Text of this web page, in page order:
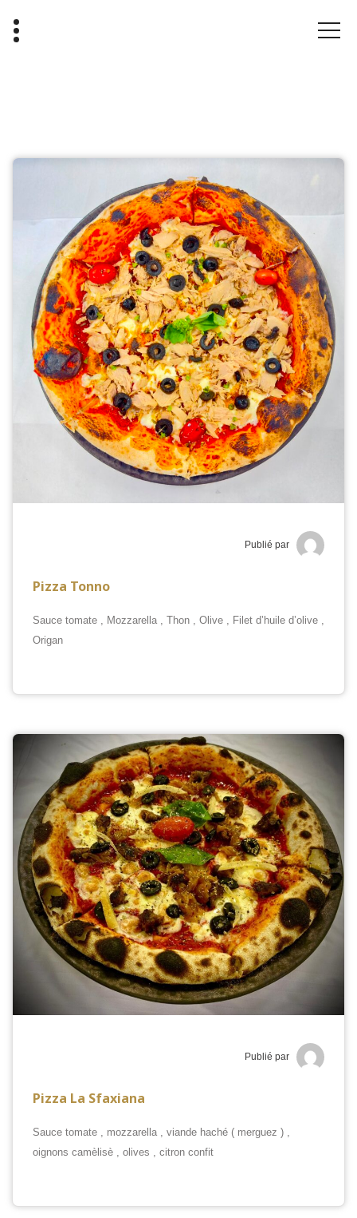
Publié par
Pizza Tonno
Sauce tomate , Mozzarella , Thon , Olive , Filet d’huile d’olive ,
Origan
Publié par
Pizza La Sfaxiana
Sauce tomate , mozzarella , viande haché ( merguez ) ,
oignons camèlisè , olives , citron confit